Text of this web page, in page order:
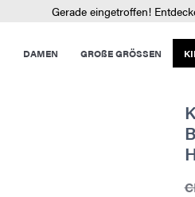
Gerade eingetroffen!
DAMEN GROßE GRÖSSEN